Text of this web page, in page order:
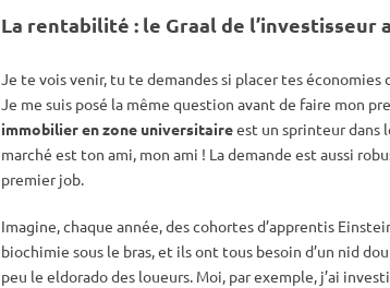
La rentabilité : le Graal de l’investisseur
Je te vois venir, tu te demandes si placer tes
Je me suis posé la même question avant de faire mon
immobilier en zone universitaireest un sprinteur dans
marché est ton ami, mon ami ! La demande est aussi
premier job.
Imagine, chaque année, des cohortes d’apprentis
biochimie sous le bras, et ils ont tous besoin d’un nid
peu le eldorado des loueurs. Moi, par exemple, j’ai